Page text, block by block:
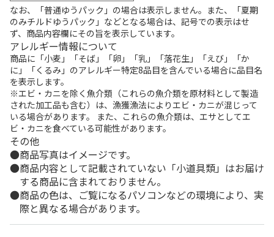
なお、「普通ゆうパック」の場合は表示しません。また、「夏期
のみチルドゆうパック」などとなる場合は、記号での表示はせ
ず、商品内容欄にその旨を表示しています。
アレルギー情報について
商品に「小麦」「そば」「卵」「乳」「落花生」「えび」「か
に」「くるみ」のアレルギー特定8品目を含んでいる場合に品目名
を表示します。
※エビ・カニを除く魚介類（これらの魚介類を原材料として製造
された加工品も含む）は、漁獲漁法によりエビ・カニが混じって
いる場合があります。 また、これらの魚介類は、エサとしてエ
ビ・カニを食べている可能性があります。
その他
商品写真はイメージです。
商品内容として記載されていない「小道具類」はお届け
する商品に含まれておりません。
商品の色は、ご覧になるパソコンなどの環境により、実
際と異なる場合があります。